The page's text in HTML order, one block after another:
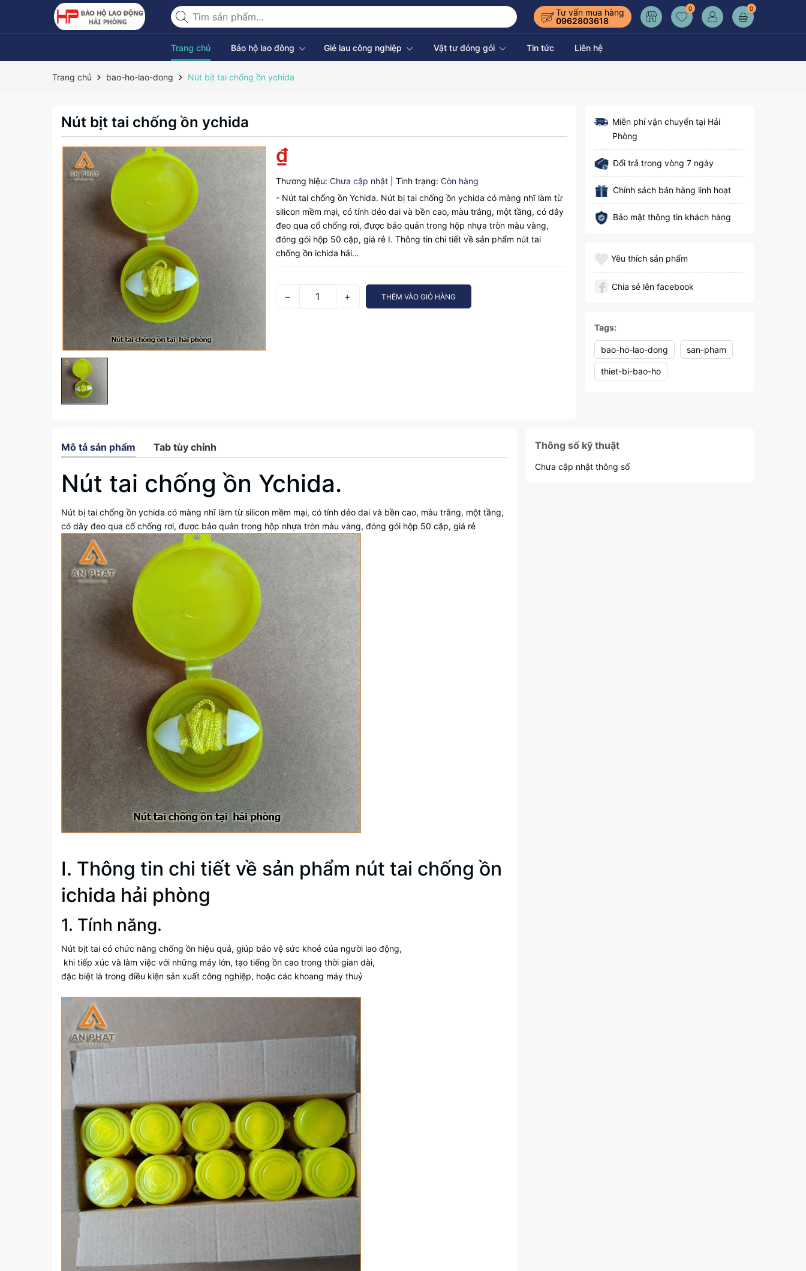
Tư vấn mua hàng
0962803618
0 0
Trang chủ Bảo hộ lao đông Giẻ lau công nghiệp Vật tư đóng gói Tin tức Liên hệ
Trang chủ bao-ho-lao-dong Nút bịt tai chống ồn ychida
Nút bịt tai chống ồn ychida
₫
Thương hiệu: Chưa cập nhật Tình trạng: Còn hàng
- Nút tai chống ồn Ychida. Nút bị tai chống ồn ychida có màng nhĩ làm từ
silicon mềm mại, có tính dẻo dai và bền cao, màu trắng, một tầng, có dây
đeo qua cổ chống rơi, được bảo quản trong hộp nhựa tròn màu vàng,
đóng gói hộp 50 cặp, giá rẻ I. Thông tin chi tiết về sản phẩm nút tai
chống ồn ichida hải…
− + THÊM VÀO GIỎ HÀNG
Miễn phí vận chuyển tại Hải
Phòng
Đổi trả trong vòng 7 ngày
Chính sách bán hàng linh hoạt
Bảo mật thông tin khách hàng
Yêu thích sản phẩm
Chia sẻ lên facebook
Tags:
bao-ho-lao-dong san-pham
thiet-bi-bao-ho
Mô tả sản phẩm Tab tùy chỉnh
Nút tai chống ồn Ychida.
Nút bị tai chống ồn ychida có màng nhĩ làm từ silicon mềm mại, có tính dẻo dai và bền cao, màu trắng, một tầng,
có dây đeo qua cổ chống rơi, được bảo quản trong hộp nhựa tròn màu vàng, đóng gói hộp 50 cặp, giá rẻ
I. Thông tin chi tiết về sản phẩm nút tai chống ồn
ichida hải phòng
1. Tính năng.
Nút bịt tai có chức năng chống ồn hiệu quả, giúp bảo vệ sức khoẻ của người lao động,
khi tiếp xúc và làm việc với những máy lớn, tạo tiếng ồn cao trong thời gian dài,
đặc biệt là trong điều kiện sản xuất công nghiệp, hoặc các khoang máy thuỷ
Thông số kỹ thuật
Chưa cập nhật thông số